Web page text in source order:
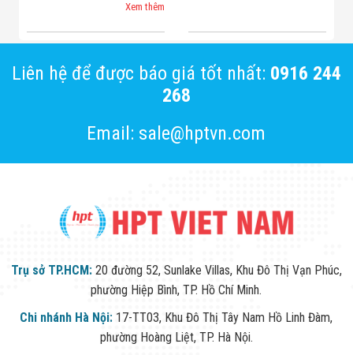
Xem thêm
Liên hệ để được báo giá tốt nhất: 0916 244
268
Email: sale@hptvn.com
Trụ sở TP.HCM: 20 đường 52, Sunlake Villas, Khu Đô Thị Vạn Phúc,
phường Hiệp Bình, TP. Hồ Chí Minh.
Chi nhánh Hà Nội: 17-TT03, Khu Đô Thị Tây Nam Hồ Linh Đàm,
phường Hoàng Liệt, TP. Hà Nội.